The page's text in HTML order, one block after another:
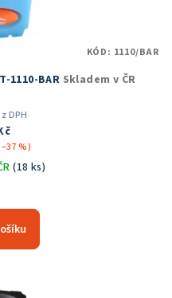
1110-BAR Skladem v ČR
DPH
%)
(18 ks)
KÓD: 1110/BAR